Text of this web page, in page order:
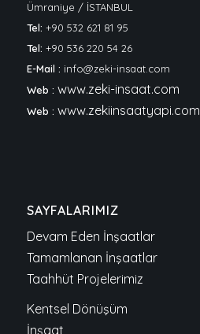
Ümraniye / İSTANBUL
Tel: +90 532 621 81 95
Tel: +90 536 220 54 26
E-Mail : info@zeki-insaat.com
Web : www.zeki-insaat.com
Web : www.zekiinsaatyapi.com
SAYFALARIMIZ
Devam Eden İnşaatlar
Tamamlanan İnşaatlar
Taahhüt Projelerimiz
Kentsel Dönüşüm
İnşaat